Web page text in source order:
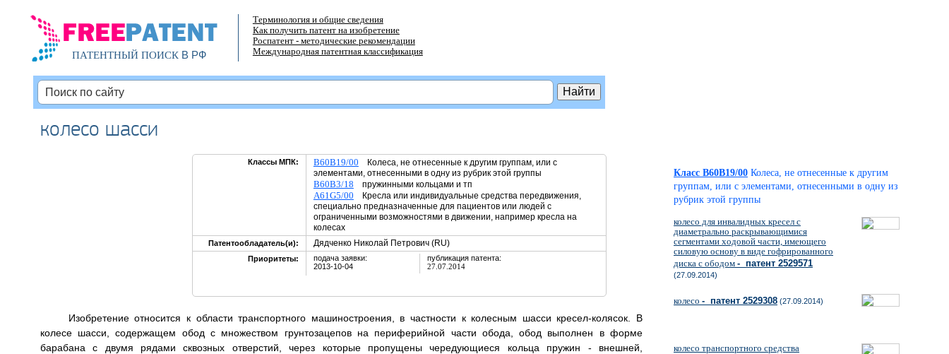
ПАТЕНТНЫЙ ПОИСКВ РФ
Терминология и общие сведения
Как получить патент на изобретение
Роспатент - методические рекомендации
Международная патентная классификация
колесо шасси
Классы МПК: B60B19/00 Колеса, не отнесенные к другим группам, или с
элементами, отнесенными в одну из рубрик этой группы
B60B3/18 пружинными кольцами и тп
A61G5/00 Кресла или индивидуальные средства передвижения,
специально предназначенные для пациентов или людей с
ограниченными возможностями в движении, например кресла на
колесах
Патентообладатель(и): Дядченко Николай Петрович (RU)
Приоритеты:
подача заявки:
2013-10-04
публикация патента:
27.07.2014
Изобретение относится к области транспортного машиностроения, в частности к колесным шасси кресел-колясок. В
колесе шасси, содержащем обод с множеством грунтозацепов на периферийной части обода, обод выполнен в форме
барабана с двумя рядами сквозных отверстий, через которые пропущены чередующиеся кольца пружин - внешней,
Класс B60B19/00 Колеса, не отнесенные к другим
группам, или с элементами, отнесенными в одну из
рубрик этой группы
колесо для инвалидных кресел с
диаметрально раскрывающимися
сегментами ходовой части, имеющего
силовую основу в виде гофрированного
диска с ободом - патент 2529571
(27.09.2014)
колесо - патент 2529308 (27.09.2014)
колесо транспортного средства